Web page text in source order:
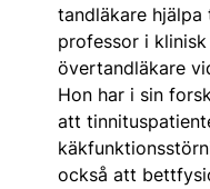
tandläkare hjälpa
professor i
övertandläkare
Hon har i sin
att
också att